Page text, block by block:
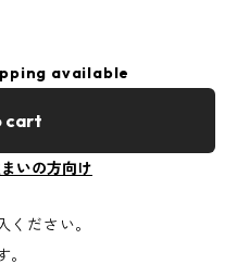
available
cart
いの方向け
ださい。